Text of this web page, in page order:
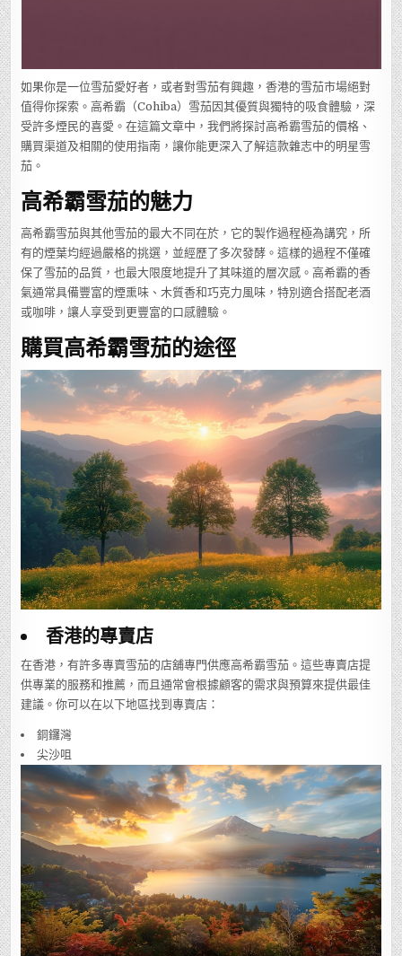
詳
解
如果你是一位雪茄愛好者，或者對雪茄有興趣，香港的雪茄市場絕對
值得你探索。高希霸（Cohiba）雪茄因其優質與獨特的吸食體驗，深
受許多煙民的喜愛。在這篇文章中，我們將探討高希霸雪茄的價格、
購買渠道及相關的使用指南，讓你能更深入了解這款雜志中的明星雪
茄。
高希霸雪茄的魅力
高希霸雪茄與其他雪茄的最大不同在於，它的製作過程極為講究，所
有的煙葉均經過嚴格的挑選，並經歷了多次發酵。這樣的過程不僅確
保了雪茄的品質，也最大限度地提升了其味道的層次感。高希霸的香
氣通常具備豐富的煙熏味、木質香和巧克力風味，特別適合搭配老酒
或咖啡，讓人享受到更豐富的口感體驗。
購買高希霸雪茄的途徑
香港的專賣店
在香港，有許多專賣雪茄的店舖專門供應高希霸雪茄。這些專賣店提
供專業的服務和推薦，而且通常會根據顧客的需求與預算來提供最佳
建議。你可以在以下地區找到專賣店：
銅鑼灣
尖沙咀